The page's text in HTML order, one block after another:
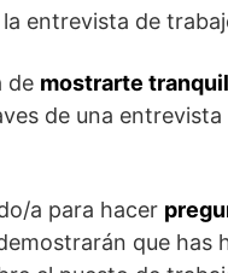
entrevista de
de mostrarte
de una
a para hacer
que